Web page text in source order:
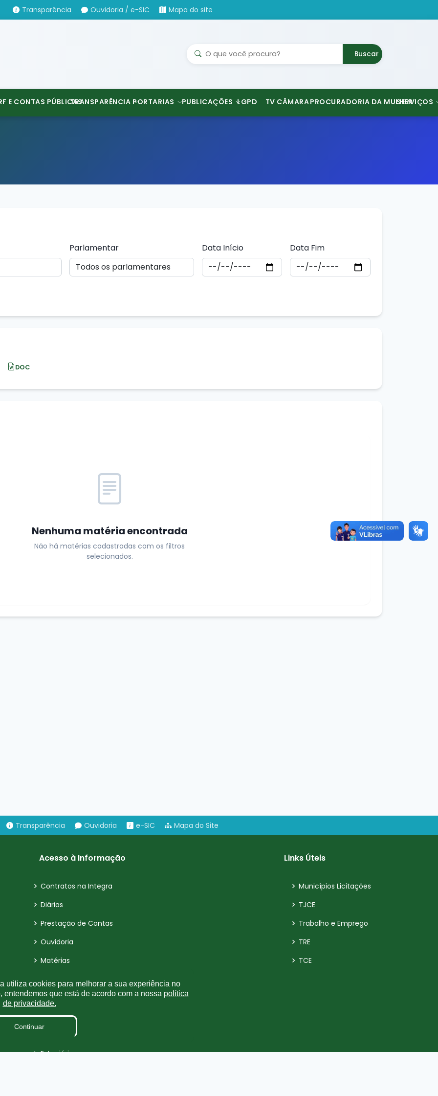
Transparência Ouvidoria / e-SIC Mapa do site
Buscar
E CONTAS PÚBLICASTRANSPARÊNCIA PORTARIAS PUBLICAÇÕES LGPD TV CÂMARAPROCURADORIA DA MULHERSERVIÇOS
Parlamentar Data Início Data Fim
DOC
Nenhuma matéria encontrada
Não há matérias cadastradas com os filtros
selecionados.
Transparência Ouvidoria e-SIC Mapa do Site
Acesso à Informação
Contratos na Integra
Diárias
Prestação de Contas
Ouvidoria
Matérias
ContraCheque Online
Convênio
Obras Municipais
Radar da Transparência
Estagiários
Links Úteis
Municípios Licitações
TJCE
Trabalho e Emprego
TRE
TCE
utiliza cookies para melhorar a sua experiência no
que está de acordo com a nossa política
de privacidade.
Continuar